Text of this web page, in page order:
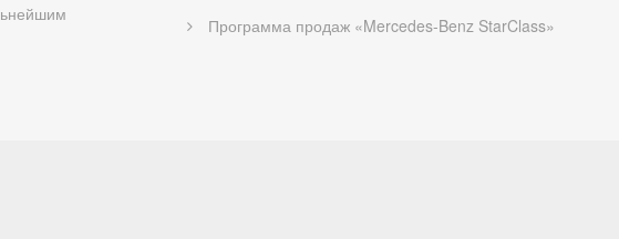
Программа продаж «Mercedes-Benz StarClass»